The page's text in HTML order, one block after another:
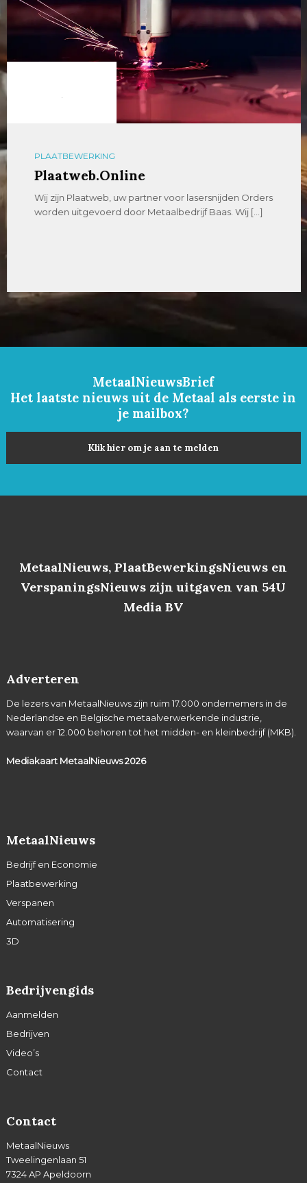
PLAATBEWERKING
Plaatweb.Online
Wij zijn Plaatweb, uw partner voor lasersnijden Orders
worden uitgevoerd door Metaalbedrijf Baas. Wij […]
MetaalNieuwsBrief
Het laatste nieuws uit de Metaal als eerste in
je mailbox?
Klik hier om je aan te melden
MetaalNieuws, PlaatBewerkingsNieuws en
VerspaningsNieuws zijn uitgaven van 54U
Media BV
Adverteren
De lezers van MetaalNieuws zijn ruim 17.000 ondernemers in de
Nederlandse en Belgische metaalverwerkende industrie,
waarvan er 12.000 behoren tot het midden- en kleinbedrijf (MKB).
Mediakaart MetaalNieuws2026
MetaalNieuws
Bedrijf en Economie
Plaatbewerking
Verspanen
Automatisering
3D
Bedrijvengids
Aanmelden
Bedrijven
Video’s
Contact
Contact
MetaalNieuws
Tweelingenlaan 51
7324 AP Apeldoorn